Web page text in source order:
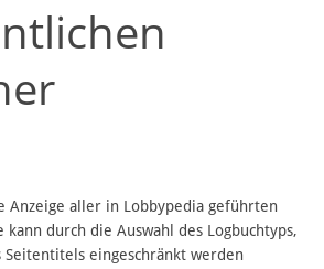
Anzeige aller in Lobbypedia geführten
kann durch die Auswahl des Logbuchtyps,
Seitentitels eingeschränkt werden